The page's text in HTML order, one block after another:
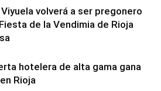
volverá a ser pregonero
de la Vendimia de Rioja
hotelera de alta gama gana
Rioja